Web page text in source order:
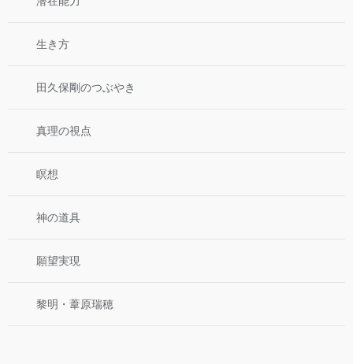
生き方
田久保剛のつぶやき
真理の視点
瞑想
神の道具
願望実現
黎明・葦原瑞穂